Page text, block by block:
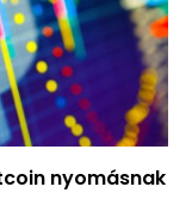
nyomásnak